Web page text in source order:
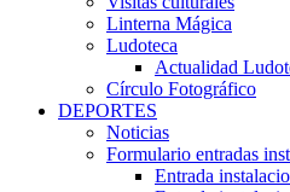
Linterna Mágica
Ludoteca
Actualidad
Círculo Fotográfico
DEPORTES
Noticias
Formulario entradas
Entrada